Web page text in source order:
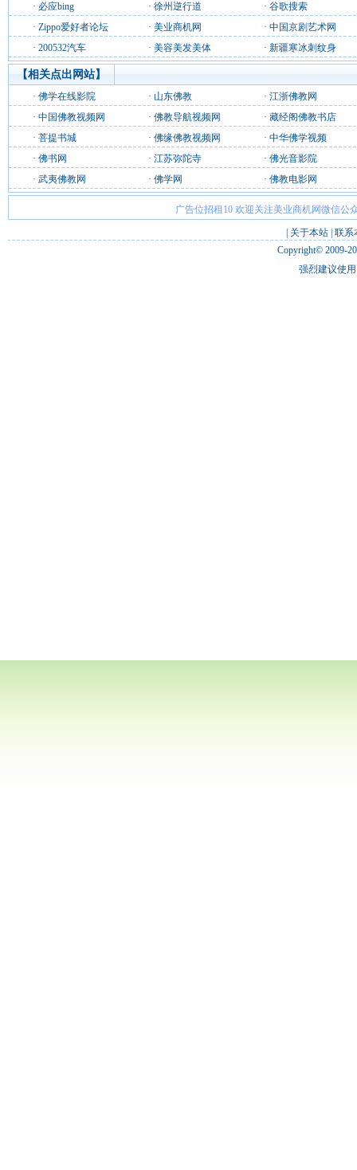
· 必应bing · 徐州逆行道 · 谷歌搜索
· Zippo爱好者论坛 · 美业商机网 · 中国京剧艺术网
· 200532汽车 · 美容美发美体 · 新疆寒冰刺纹身
【相关点出网站】
· 佛学在线影院 · 山东佛教 · 江浙佛教网
· 中国佛教视频网 · 佛教导航视频网 · 藏经阁佛教书店
· 菩提书城 · 佛缘佛教视频网 · 中华佛学视频
· 佛书网 · 江苏弥陀寺 · 佛光音影院
· 武夷佛教网 · 佛学网 · 佛教电影网
广告位招租10 欢迎关注美业商机网微信公
关于本站 联系
Copyright© 2009-
强烈建议使